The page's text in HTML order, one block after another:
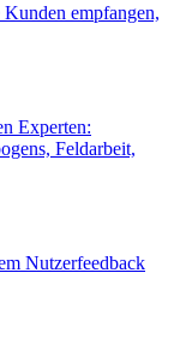
empfangen,
Experten:
Feldarbeit,
Nutzerfeedback